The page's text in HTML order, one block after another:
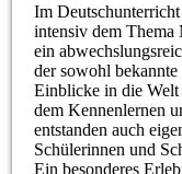
Im
intensiv dem Thema
ein
der sowohl
Einblicke in die Welt
dem Kennenlernen
entstanden auch
Schülerinnen und
Ein besonderes